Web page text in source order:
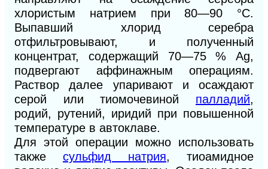
хлористым натрием при 80—90 °С.
Выпавший хлорид серебра
отфильтровывают, и полученный
концентрат, содержащий 70—75 % Ag,
подвергают аффинажным операциям.
Раствор далее упаривают и осаждают
серой или тиомочевиной палладий,
родий, рутений, иридий при повышенной
температуре в автоклаве.
Для этой операции можно использовать
также сульфид натрия, тиоамидное